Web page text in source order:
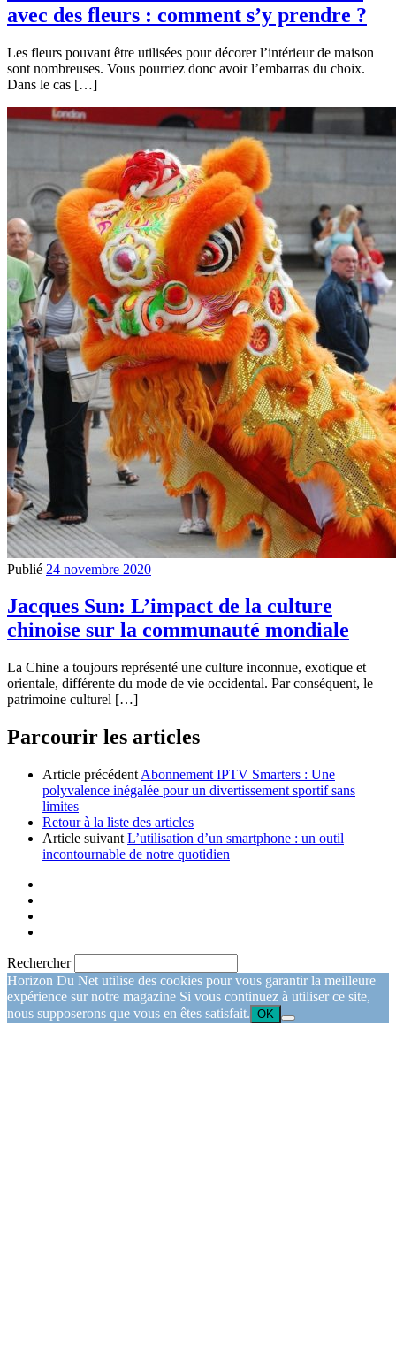
avec des fleurs : comment s’y prendre ?
Les fleurs pouvant être utilisées pour décorer l’intérieur de maison
sont nombreuses. Vous pourriez donc avoir l’embarras du choix.
Dans le cas […]
Publié 24 novembre 2020
Jacques Sun: L’impact de la culture
chinoise sur la communauté mondiale
La Chine a toujours représenté une culture inconnue, exotique et
orientale, différente du mode de vie occidental. Par conséquent, le
patrimoine culturel […]
Parcourir les articles
Article précédent Abonnement IPTV Smarters : Une
polyvalence inégalée pour un divertissement sportif sans
limites
Retour à la liste des articles
Article suivant L’utilisation d’un smartphone : un outil
incontournable de notre quotidien
Rechercher
Horizon Du Net utilise des cookies pour vous garantir la meilleure
expérience sur notre magazine Si vous continuez à utiliser ce site,
nous supposerons que vous en êtes satisfait. OK